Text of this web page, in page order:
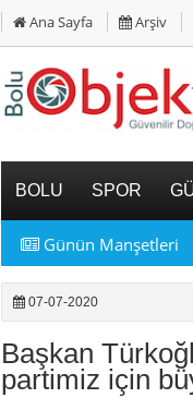
Ana Sayfa Arşiv
BOLU SPOR
Günün Manşetleri
07-07-2020
Başkan
partimiz için